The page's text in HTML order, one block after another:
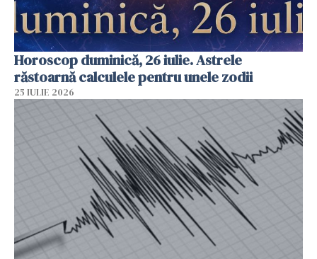
Horoscop duminică, 26 iulie. Astrele
răstoarnă calculele pentru unele zodii
25 IULIE 2026